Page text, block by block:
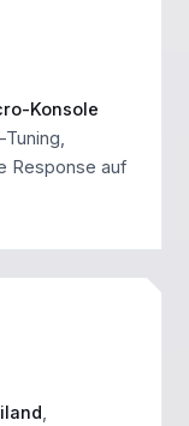
Konsole
Response auf